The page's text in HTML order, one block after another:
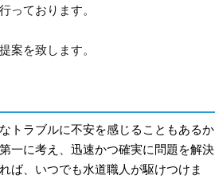
っております。
案を致します。
トラブルに不安を感じることもあるか
一に考え、迅速かつ確実に問題を解決
ば、いつでも水道職人が駆けつけま